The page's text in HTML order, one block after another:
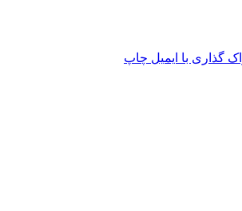
گذاری با ایمیل چاپ